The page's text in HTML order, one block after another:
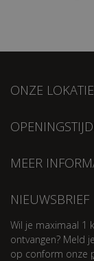
ONZE LOKATIE
MEER
NIEUWSBRIEF
Wil je maximaal 1
ontvangen? Meld
op conform onze